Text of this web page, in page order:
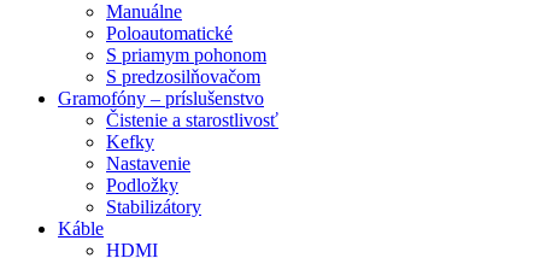
Manuálne
Poloautomatické
S priamym pohonom
S predzosilňovačom
Gramofóny – príslušenstvo
Čistenie a starostlivosť
Kefky
Nastavenie
Podložky
Stabilizátory
Káble
HDMI